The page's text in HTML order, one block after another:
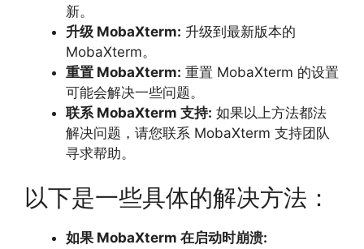
新。
升级 MobaXterm: 升级到最新版本的
MobaXterm。
重置 MobaXterm: 重置 MobaXterm 的设置
可能会解决一些问题。
联系 MobaXterm 支持: 如果以上方法都法
解决问题， 请您联系 MobaXterm 支持团队
寻求帮助。
以下是一些具体的解决方法：
如果 MobaXterm 在启动时崩溃: